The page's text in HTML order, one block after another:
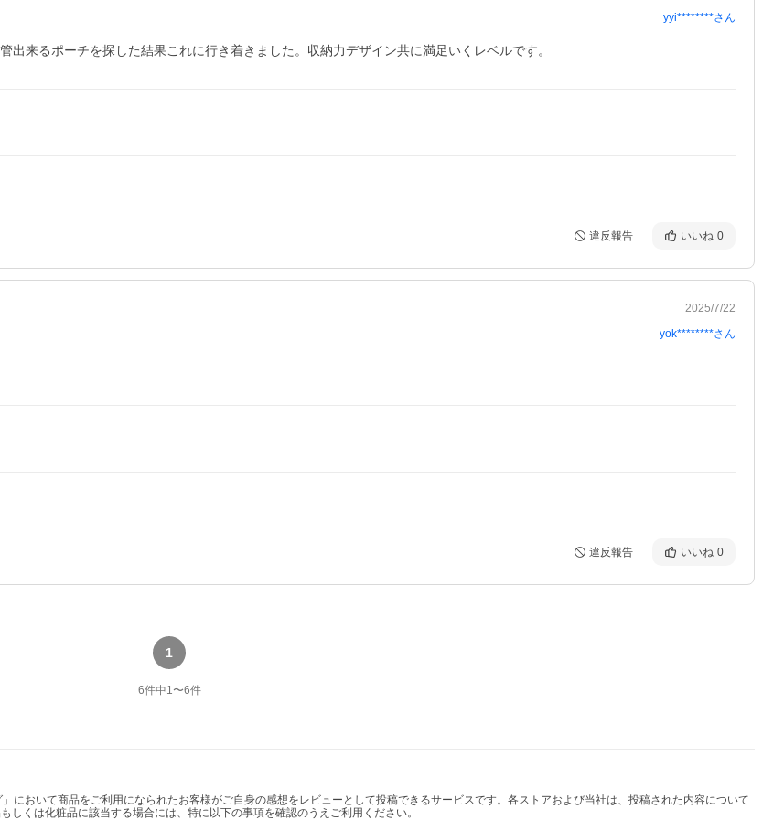
yyi********さん
違反報告 いいね 0
2025/7/22
yok********さん
違反報告 いいね 0
1
6件中1〜6件
において商品をご利用になられたお客様がご自身の感想をレビューとして投稿できるサービスです。各ストアおよび当社は、投稿された内容について
くは化粧品に該当する場合には、特に以下の事項を確認のうえご利用ください。